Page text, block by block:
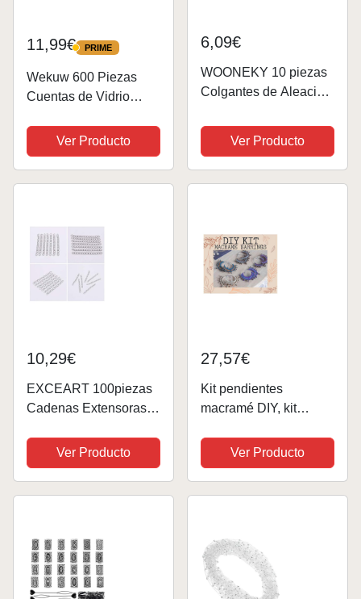
11,99€ PRIME
PRIME
Wekuw 600 Piezas
Cuentas de Vidrio
Abalorios Cristal
Facetado para
Bisuteria Bola de
Collares, Pulseras,...
Ver Producto
6,09€
WOONEKY 10 piezas
Colgantes de Aleación
para Fabricación de
Joyas DIY Marcos
Abiertos para Bisutería
Accesorios para
Ver Producto
10,29€
EXCEART 100piezas
Cadenas Extensoras
Para Joyería
Accesorios Diy Para
Collares y Pulseras
Casa
Ver Producto
27,57€
Kit pendientes
macramé DIY, kit
kit joyería DIY,
pendientes macramé,
pendientes boho,
Ver Producto